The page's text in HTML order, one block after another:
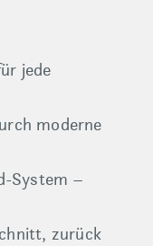
jede
moderne
System –
zurück